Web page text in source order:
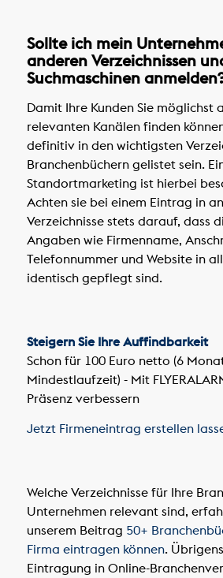
Sollte ich mein
anderen Verzeichnissen
Suchmaschinen
Damit Ihre Kunden Sie möglichst
relevanten Kanälen finden
definitiv in den wichtigsten
Branchenbüchern gelistet sein.
Standortmarketing ist hierbei
Achten sie bei einem Eintrag in
Verzeichnisse stets darauf, dass
Angaben wie Firmenname,
Telefonnummer und Website in
identisch gepflegt sind.
Steigern Sie Ihre Auffindbarkeit
Schon für 100 Euro netto (6
Mindestlaufzeit) - Mit
Präsenz verbessern
Jetzt Firmeneintrag erstellen
Welche Verzeichnisse für Ihre
Unternehmen relevant sind,
unserem Beitrag 50+
Firma eintragen können.
Eintragung in Online-